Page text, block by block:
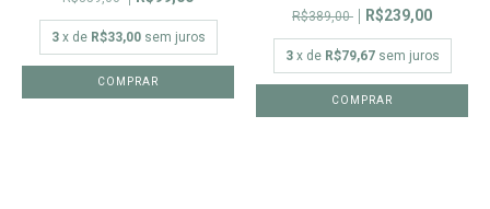
3 x de R$33,00 sem juros
COMPRAR
R$389,00
R$239,00
3 x de R$79,67 sem juros
COMPRAR